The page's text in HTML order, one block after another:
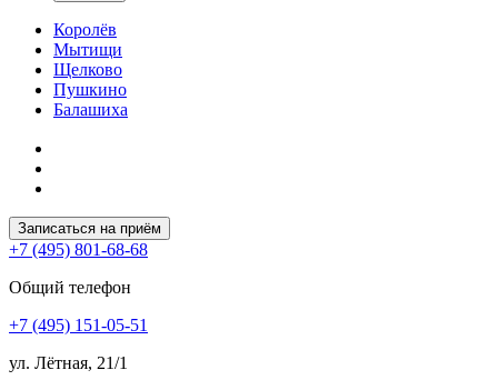
Королёв
Мытищи
Щелково
Пушкино
Балашиха
Записаться на приём
+7 (495) 801-68-68
Общий телефон
+7 (495) 151-05-51
ул. Лётная, 21/1